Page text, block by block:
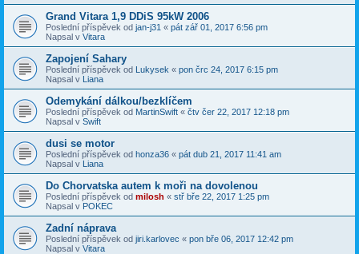
Grand Vitara 1,9 DDiS 95kW 2006
Poslední příspěvek od jan-j31 « pát zář 01, 2017 6:56 pm
Napsal v Vitara
Zapojení Sahary
Poslední příspěvek od Lukysek « pon črc 24, 2017 6:15 pm
Napsal v Liana
Odemykání dálkou/bezklíčem
Poslední příspěvek od MartinSwift « čtv čer 22, 2017 12:18 pm
Napsal v Swift
dusi se motor
Poslední příspěvek od honza36 « pát dub 21, 2017 11:41 am
Napsal v Liana
Do Chorvatska autem k moři na dovolenou
Poslední příspěvek od milosh « stř bře 22, 2017 1:25 pm
Napsal v POKEC
Zadní náprava
Poslední příspěvek od jiri.karlovec « pon bře 06, 2017 12:42 pm
Napsal v Vitara